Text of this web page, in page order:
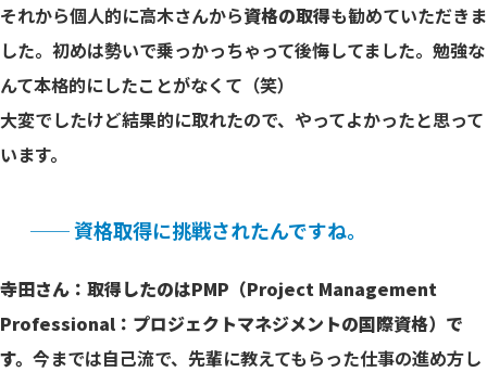
それから個人的に高木さんから資格の取得も勧めていただきま
した。初めは勢いで乗っかっちゃって後悔してました。勉強な
んて本格的にしたことがなくて（笑）
大変でしたけど結果的に取れたので、やってよかったと思って
います。
── 資格取得に挑戦されたんですね。
寺田さん：取得したのはPMP（Project Management
Professional：プロジェクトマネジメントの国際資格）で
す。 今までは自己流で、先輩に教えてもらった仕事の進め方し